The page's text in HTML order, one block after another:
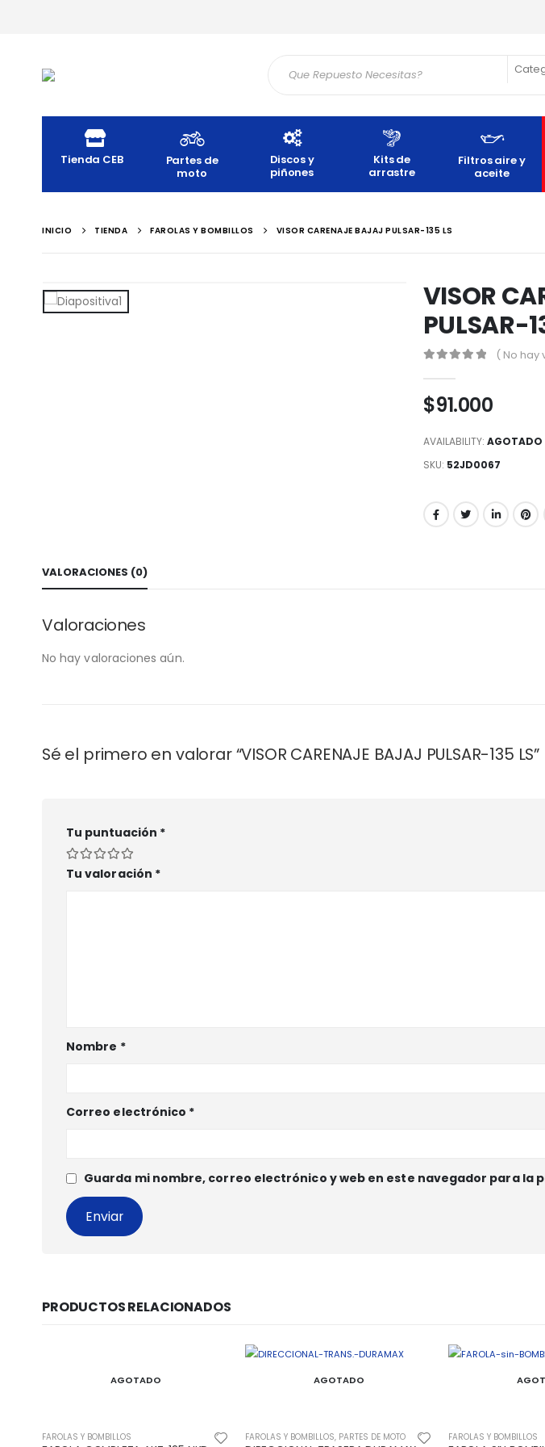
Tienda CEB
Partes de
moto
Discos y
piñones
Kits de
arrastre
Filtros aire y
aceite
INICIO TIENDA FAROLAS Y BOMBILLOS VISOR CARENAJE BAJAJ PULSAR-135 LS
VISOR
PULSAR-
( No hay
$91.000
AVAILABILITY: AGOTADO
SKU: 52JD0067
VALORACIONES (0)
Valoraciones
No hay valoraciones aún.
Sé el primero en valorar “VISOR CARENAJE BAJAJ PULSAR-135 LS”
Tu puntuación *
Tu valoración *
Nombre *
Correo electrónico *
Guarda mi nombre, correo electrónico y web en este navegador para la
PRODUCTOS RELACIONADOS
AGOTADO
FAROLAS Y BOMBILLOS
AGOTADO
FAROLAS Y BOMBILLOS FAROLAS Y BOMBILLOS